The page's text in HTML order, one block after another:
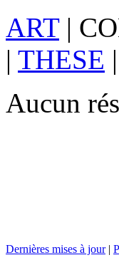
ART|
| THESE |
Aucun
Dernières mises à jour|